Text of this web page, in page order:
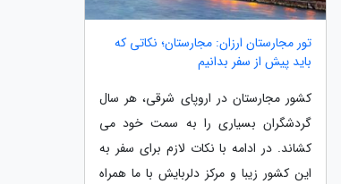
تور مجارستان ارزان: مجارستان؛ نکاتی که
باید پیش از سفر بدانیم
کشور مجارستان در اروپای شرقی، هر سال
گردشگران بسیاری را به سمت خود می
کشاند. در ادامه با نکات لازم برای سفر به
این کشور زیبا و مرکز دلربایش با ما همراه